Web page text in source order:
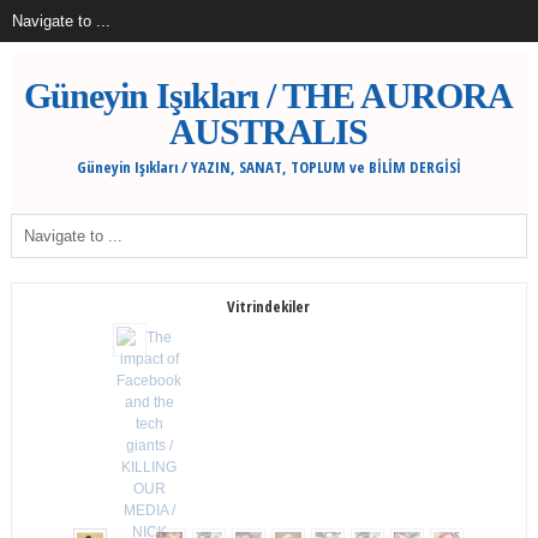
Güneyin Işıkları / THE AURORA
AUSTRALIS
Güneyin Işıkları / YAZIN, SANAT, TOPLUM ve BİLİM DERGİSİ
Vitrindekiler